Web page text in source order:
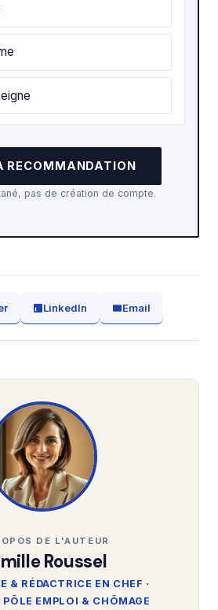
RECOMMANDATION
pas de création de compte.
LinkedIn Email
DE L'AUTEUR
Roussel
& RÉDACTRICE EN CHEF ·
EMPLOI & CHÔMAGE